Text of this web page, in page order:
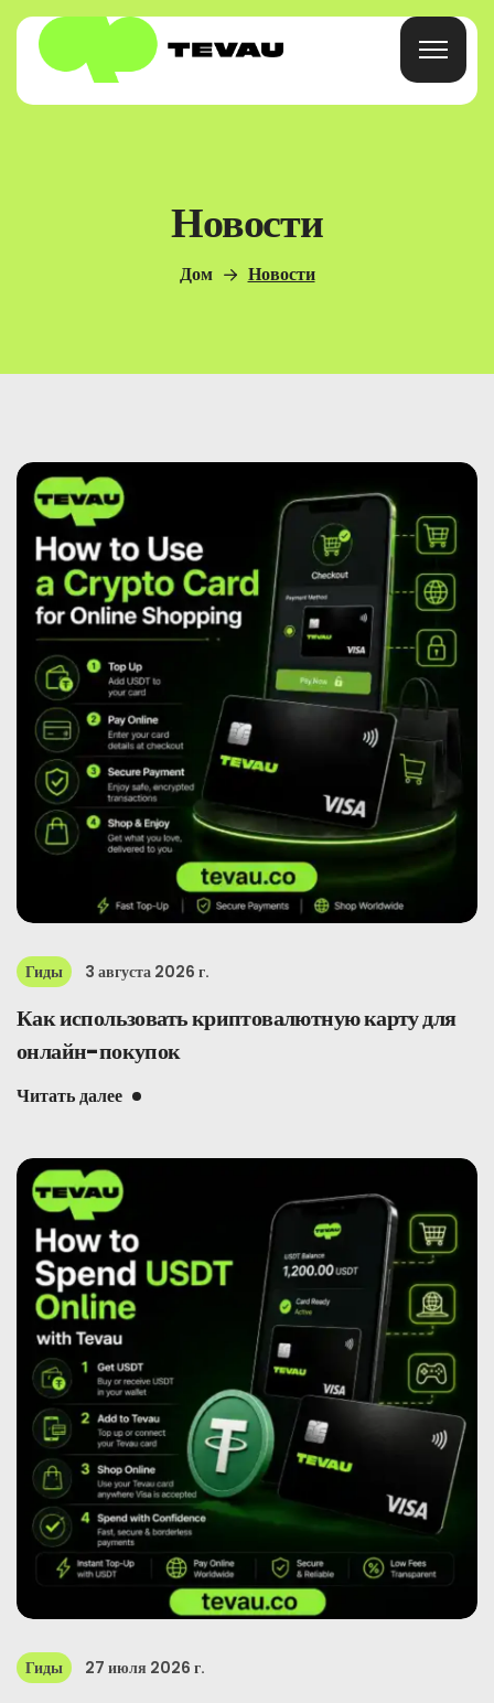
Часто Задаваемые Вопросы
Новости
Зарегистрироваться
Русский
Новости
Дом Новости
Гиды 3 августа 2026 г.
Как использовать криптовалютную карту для
онлайн-покупок
Читать далее
Гиды 27 июля 2026 г.